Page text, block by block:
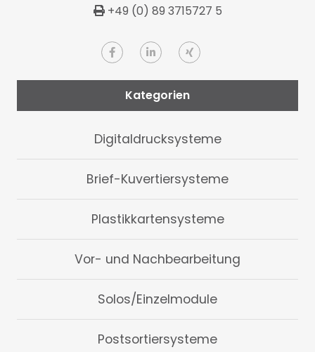
+49 (0) 89 3715727 5
Kategorien
Digitaldrucksysteme
Brief-Kuvertiersysteme
Plastikkartensysteme
Vor- und Nachbearbeitung
Solos/Einzelmodule
Postsortiersysteme